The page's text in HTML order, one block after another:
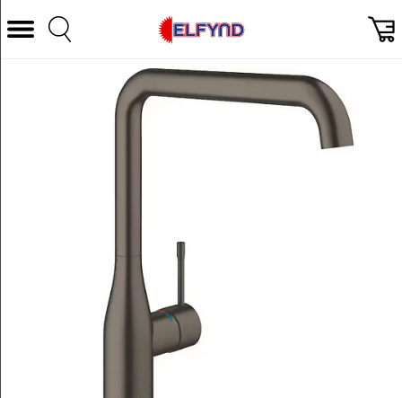
Välj Kategori
Datorer & Tillbehör
Hem och Hushåll
Mobil, Tele & GPS